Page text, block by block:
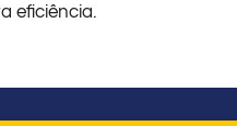
eficiência.